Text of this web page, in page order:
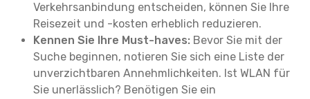
Verkehrsanbindung entscheiden, können Sie Ihre
Reisezeit und -kosten erheblich reduzieren.
Kennen Sie Ihre Must-haves: Bevor Sie mit der
Suche beginnen, notieren Sie sich eine Liste der
unverzichtbaren Annehmlichkeiten. Ist WLAN für
Sie unerlässlich? Benötigen Sie ein